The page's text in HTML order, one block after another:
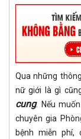
Qua những
nữ giới là gì
cung. Nếu
chuyên gia
bệnh miễn